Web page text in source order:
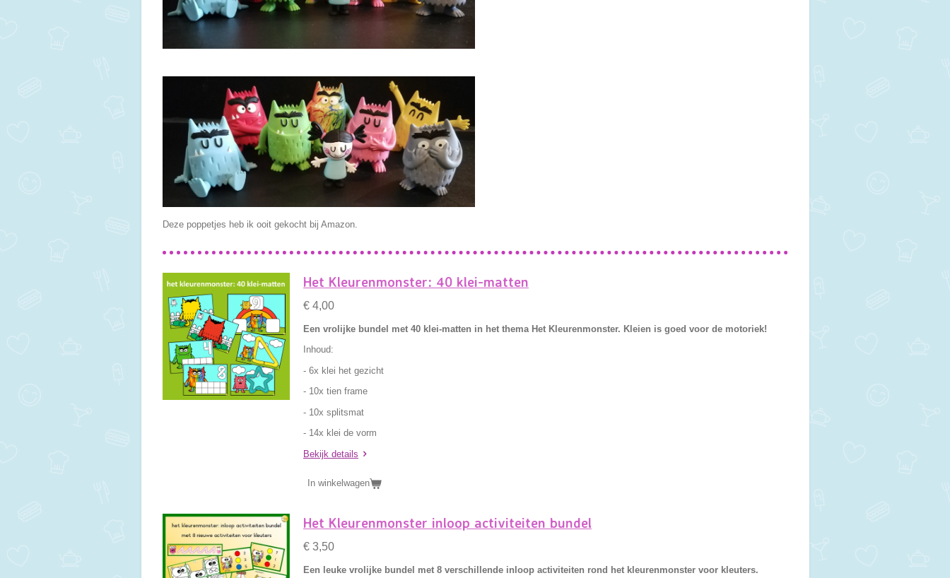
Deze poppetjes heb ik ooit gekocht bij Amazon.
Het Kleurenmonster: 40 klei-matten
€ 4,00
Een vrolijke bundel met 40 klei-matten in het thema Het Kleurenmonster. Kleien is goed voor de motoriek!
Inhoud:
- 6x klei het gezicht
- 10x tien frame
- 10x splitsmat
- 14x klei de vorm
Bekijk details
In winkelwagen
Het Kleurenmonster inloop activiteiten bundel
€ 3,50
Een leuke vrolijke bundel met 8 verschillende inloop activiteiten rond het kleurenmonster voor kleuters.